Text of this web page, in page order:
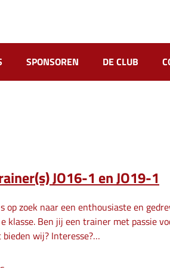
SPONSOREN DE CLUB
JO16-1 en JO19-1
op zoek naar een enthousiaste en
klasse. Ben jij een trainer met passie
wij? Interesse?…